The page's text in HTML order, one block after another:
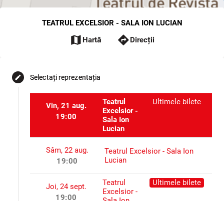
TEATRUL EXCELSIOR - SALA ION LUCIAN
map Hartă directionsDirecții
edit Selectați reprezentația
Vin, 21 aug.
19:00
Teatrul
Excelsior -
Sala Ion
Lucian
Ultimele bilete
Sâm, 22 aug.
19:00
Teatrul Excelsior - Sala Ion
Lucian
Joi, 24 sept.
19:00
Teatrul
Excelsior -
Ultimele bilete